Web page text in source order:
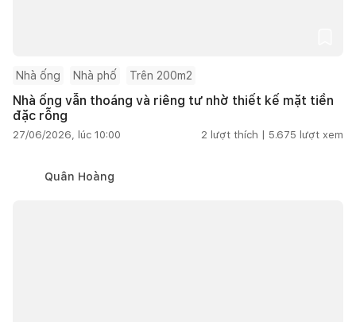
Nhà ống Nhà phố Trên 200m2
Nhà ống vẫn thoáng và riêng tư nhờ thiết kế mặt tiền
đặc rỗng
27/06/2026, lúc 10:00 2 lượt thích | 5.675 lượt xem
Quân Hoàng